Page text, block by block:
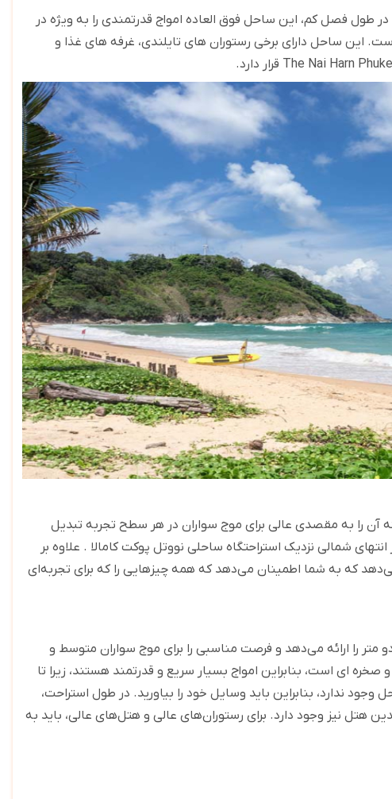
فصل کم، این ساحل فوق العاده امواج قدرتمندی را به ویژه در
این ساحل دارای برخی رستوران های تایلندی، غرفه های غذا و
The Nai Harn قرار دارد.
آن را به مقصدی عالی برای موج سواران در هر سطح تجربه تبدیل
شمالی نزدیک استراحتگاه ساحلی نووتل پوکت کامالا . علاوه بر
می‌دهد که به شما اطمینان می‌دهد که همه چیزهایی را که برای تجربه‌ای
را ارائه می‌دهد و فرصت مناسبی را برای موج سواران متوسط ​​و
ای است، بنابراین امواج بسیار سریع و قدرتمند هستند، زیرا تا
ندارد، بنابراین باید وسایل خود را بیاورید. در طول استراحت،
هتل نیز وجود دارد. برای رستوران‌های عالی و هتل‌های عالی، باید به